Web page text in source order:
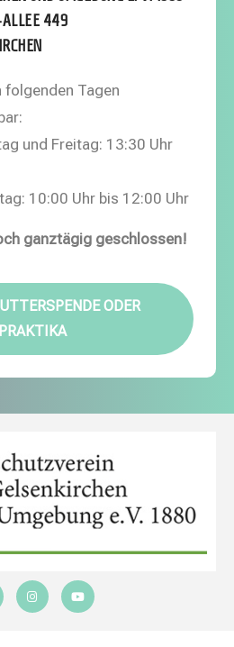
449
folgenden Tagen
und Freitag: 13:30 Uhr
10:00 Uhr bis 12:00 Uhr
ganztägig geschlossen!
ODER
PRAKTIKA